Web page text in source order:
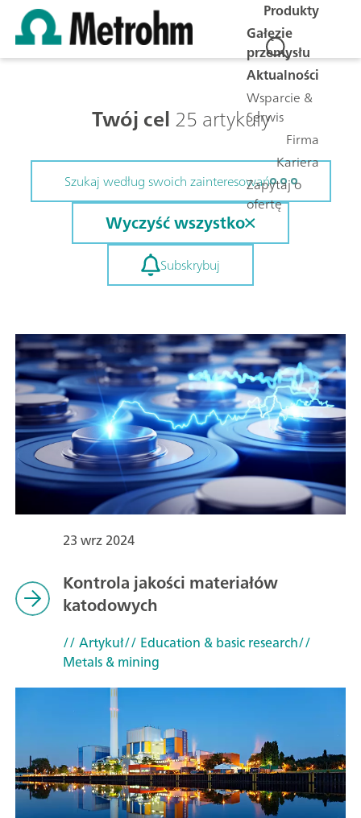
Produkty
Gałęzie
przemysłu
Aktualności
Wsparcie &
Serwis
Firma
Kariera
Zapytaj o
ofertę
Twój cel25 artykuły
Szukaj według swoich zainteresowań
Wyczyść wszystko
Subskrybuj
23 wrz 2024
Kontrola jakości materiałów
katodowych
// Artykuł// Education & basic research//
Metals & mining